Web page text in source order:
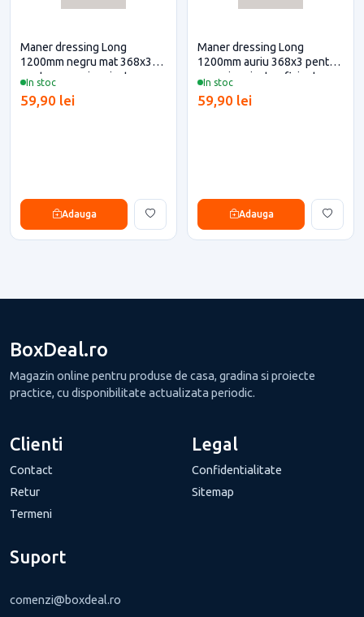
In stoc
Maner dressing Long
1200mm negru mat 368x3
pentru casa si proiecte
59,90 lei
Adauga
In stoc
Maner dressing Long
1200mm auriu 368x3 pentru
casa si proiecte eficiente
59,90 lei
Adauga
BoxDeal.ro
Magazin online pentru produse de casa, gradina si proiecte
practice, cu disponibilitate actualizata periodic.
Clienti
Contact
Retur
Termeni
Legal
Confidentialitate
Sitemap
Suport
comenzi@boxdeal.ro